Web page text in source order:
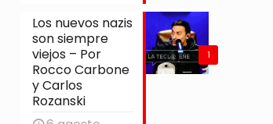
1
Los nuevos nazis
son siempre
viejos – Por
Rocco Carbone
y Carlos
Rozanski